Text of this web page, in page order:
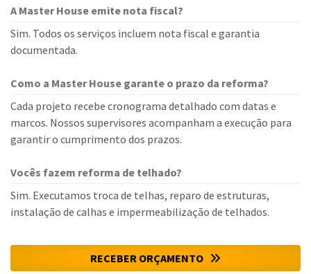
A Master House emite nota fiscal?
Sim. Todos os serviços incluem nota fiscal e garantia
documentada.
Como a Master House garante o prazo da reforma?
Cada projeto recebe cronograma detalhado com datas e
marcos. Nossos supervisores acompanham a execução para
garantir o cumprimento dos prazos.
Vocês fazem reforma de telhado?
Sim. Executamos troca de telhas, reparo de estruturas,
instalação de calhas e impermeabilização de telhados.
RECEBER ORÇAMENTO